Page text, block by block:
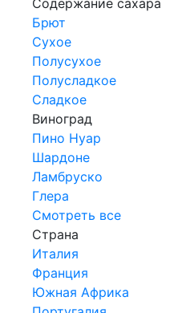
Брют
Сухое
Полусухое
Полусладкое
Сладкое
Виноград
Пино Нуар
Шардоне
Ламбруско
Глера
Смотреть все
Страна
Италия
Франция
Южная Африка